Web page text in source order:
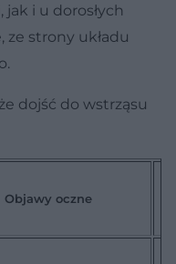
i u dorosłych
ze strony układu
dojść do wstrząsu
Objawy oczne